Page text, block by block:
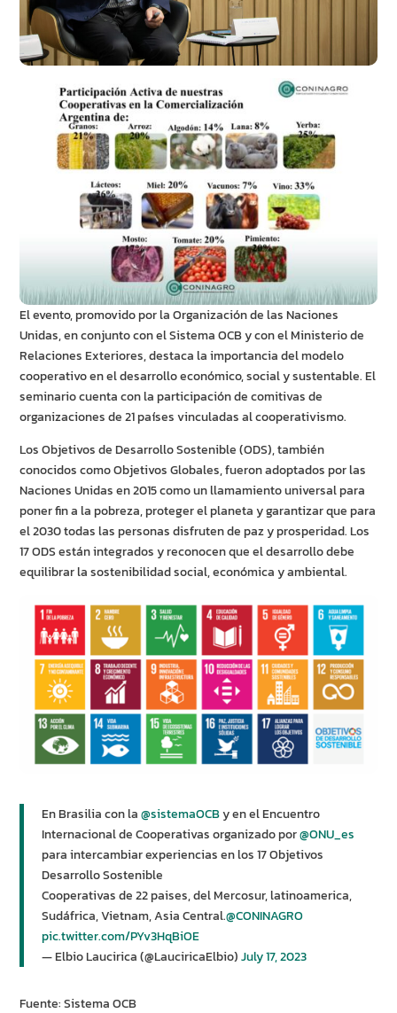
El evento, promovido por la Organización de las Naciones
Unidas, en conjunto con el Sistema OCB y con el Ministerio de
Relaciones Exteriores, destaca la importancia del modelo
cooperativo en el desarrollo económico, social y sustentable. El
seminario cuenta con la participación de comitivas de
organizaciones de 21 países vinculadas al cooperativismo.
Los Objetivos de Desarrollo Sostenible (ODS), también
conocidos como Objetivos Globales, fueron adoptados por las
Naciones Unidas en 2015 como un llamamiento universal para
poner fin a la pobreza, proteger el planeta y garantizar que para
el 2030 todas las personas disfruten de paz y prosperidad. Los
17 ODS están integrados y reconocen que el desarrollo debe
equilibrar la sostenibilidad social, económica y ambiental.
En Brasilia con la@sistemaOCBy en el Encuentro
Internacional de Cooperativas organizado por@ONU_es
para intercambiar experiencias en los 17 Objetivos
Desarrollo Sostenible
Cooperativas de 22 paises, del Mercosur, latinoamerica,
Sudáfrica, Vietnam, Asia Central.@CONINAGRO
pic.twitter.com/PYv3HqBiOE
— Elbio Laucirica (@LauciricaElbio)July 17, 2023
Fuente: Sistema OCB